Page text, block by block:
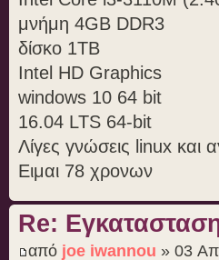
μνήμη 4GB DDR3
δίσκο 1TB
Intel HD Graphics
windows 10 64 bit
16.04 LTS 64-bit
Λίγες γνώσεις linux και
Ειμαι 78 χρονων
Re:
από joe iwannou » 03